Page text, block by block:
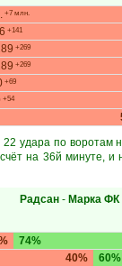
+7 млн.
+141
+269
+269
+69
+54
удара по воротам
на 36й минуте,
Радсан - Марка ФК
74%
40% 60%